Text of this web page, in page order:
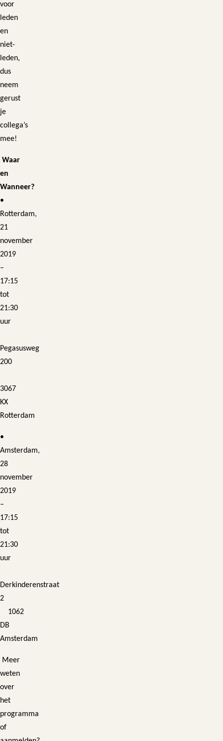
voor
leden
en
niet-
leden,
dus
neem
gerust
je
collega’s
mee!
Waar
en
Wanneer?
•
Rotterdam,
21
november
2019
–
17:15
tot
21:30
uur
Pegasusweg
200
3067
KX
Rotterdam
•
Amsterdam,
28
november
2019
–
17:15
tot
21:30
uur
Derkinderenstraat
2
1062
DB
Amsterdam
Meer
weten
over
het
programma
of